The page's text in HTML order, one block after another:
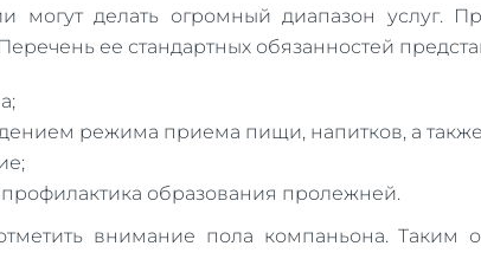
могут делать огромный диапазон услуг.
ее стандартных обязанностей
режима приема пищи, напитков, а
профилактика образования пролежней.
внимание пола компаньона.